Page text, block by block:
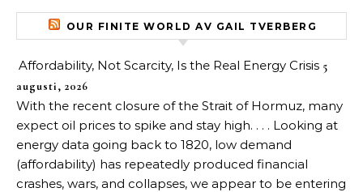
OUR FINITE WORLD AV GAIL TVERBERG
Affordability, Not Scarcity, Is the Real Energy Crisis 5
augusti, 2026
With the recent closure of the Strait of Hormuz, many
expect oil prices to spike and stay high. . . . Looking at
energy data going back to 1820, low demand
(affordability) has repeatedly produced financial
crashes, wars, and collapses, we appear to be entering